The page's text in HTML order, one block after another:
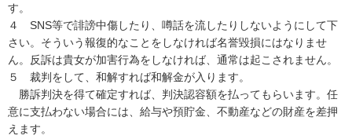
す。
４　SNS等で誹謗中傷したり、噂話を流したりしないようにして下
さい。そういう報復的なことをしなければ名誉毀損にはなりませ
ん。反訴は貴女が加害行為をしなければ、通常は起こされません。
５　裁判をして、和解すれば和解金が入ります。
勝訴判決を得て確定すれば、判決認容額を払ってもらいます。任
意に支払わない場合には、給与や預貯金、不動産などの財産を差押
えます。